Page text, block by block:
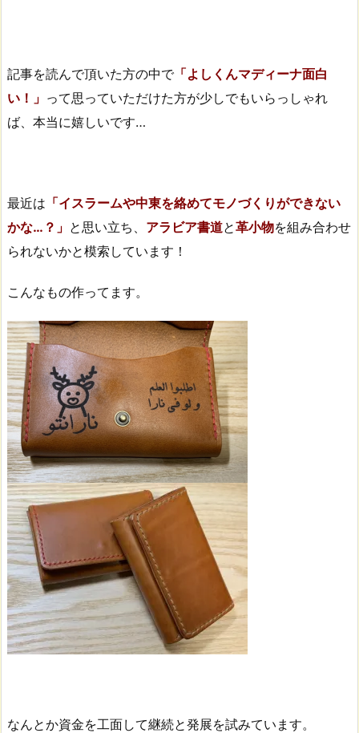
記事を読んで頂いた方の中で「よしくんマディーナ面白
い！」 って思っていただけた方が少しでもいらっしゃれ
ば、本当に嬉しいです…
最近は 「イスラームや中東を絡めてモノづくりができない
かな…？」 と思い立ち、 アラビア書道と革小物を組み合わせ
られないかと模索しています！
こんなもの作ってます。
なんとか資金を工面して継続と発展を試みています。